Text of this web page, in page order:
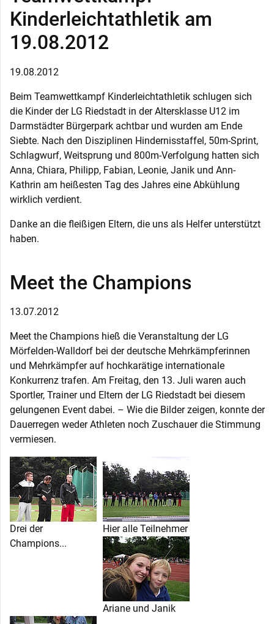
Kinderleichtathletik am
19.08.2012
19.08.2012
Beim Teamwettkampf Kinderleichtathletik schlugen sich
die Kinder der LG Riedstadt in der Altersklasse U12 im
Darmstädter Bürgerpark achtbar und wurden am Ende
Siebte. Nach den Disziplinen Hindernisstaffel, 50m-Sprint,
Schlagwurf, Weitsprung und 800m-Verfolgung hatten sich
Anna, Chiara, Philipp, Fabian, Leonie, Janik und Ann-
Kathrin am heißesten Tag des Jahres eine Abkühlung
wirklich verdient.
Danke an die fleißigen Eltern, die uns als Helfer unterstützt
haben.
Meet the Champions
13.07.2012
Meet the Champions hieß die Veranstaltung der LG
Mörfelden-Walldorf bei der deutsche Mehrkämpferinnen
und Mehrkämpfer auf hochkarätige internationale
Konkurrenz trafen. Am Freitag, den 13. Juli waren auch
Sportler, Trainer und Eltern der LG Riedstadt bei diesem
gelungenen Event dabei. – Wie die Bilder zeigen, konnte der
Dauerregen weder Athleten noch Zuschauer die Stimmung
vermiesen.
Drei der
Champions...
Hier alle Teilnehmer
Ariane und Janik